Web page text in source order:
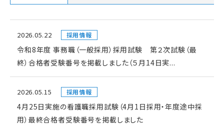
2026.05.22 採用情報
令和8年度 事務職（一般採用）採用試験 第２次試験（最
終）合格者受験番号を掲載しました（５月14日実...
2026.05.15 採用情報
4月25日実施の看護職採用試験（4月1日採用・年度途中採
用）最終合格者受験番号を掲載しました